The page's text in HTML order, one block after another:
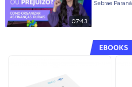
07:43
Sebrae Paraná
EBOOKS